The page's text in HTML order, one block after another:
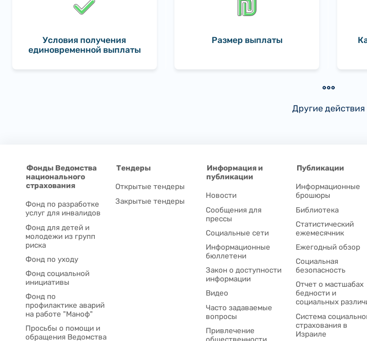
Условия получения
единовременной выплаты
Размер выплаты
Другие действия
Публикации
Информационные
брошюры
Библиотека
Статистический
ежемесячник
Ежегодный обзор
Социальная
безопасность
Отчет о мастшабах
бедности и
социальных
Система
страхования в
Израиле
Информация и
публикации
Новости
Сообщения для
прессы
Социальные сети
Информационные
бюллетени
Закон о доступности
информации
Видео
Часто задаваемые
вопросы
Привлечение
Тендеры
Открытые тендеры
Закрытые тендеры
Фонды Ведомства
национального
страхования
Фонд по разработке
услуг для инвалидов
Фонд для детей и
молодежи из групп
риска
Фонд по уходу
Фонд социальной
инициативы
Фонд по
профилактике аварий
на работе "Маноф"
Просьбы о помощи и
обращения Ведомства